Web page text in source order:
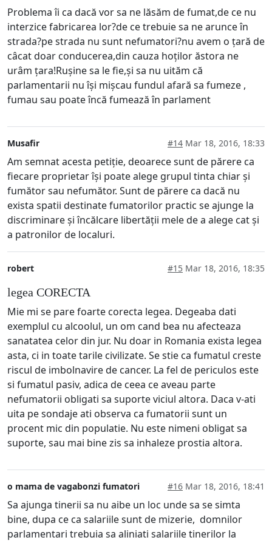
Problema îi ca dacă vor sa ne lăsăm de fumat,de ce nu
interzice fabricarea lor?de ce trebuie sa ne arunce în
strada?pe strada nu sunt nefumatori?nu avem o țară de
câcat doar conducerea,din cauza hoților ăstora ne
urâm țara!Rușine sa le fie,și sa nu uităm că
parlamentarii nu își mișcau fundul afară sa fumeze ,
fumau sau poate încă fumează în parlament
Musafir #14 Mar 18, 2016, 18:33
Am semnat acesta petiție, deoarece sunt de părere ca
fiecare proprietar își poate alege grupul tinta chiar și
fumător sau nefumător. Sunt de părere ca dacă nu
exista spatii destinate fumatorilor practic se ajunge la
discriminare și încălcare libertății mele de a alege cat și
a patronilor de localuri.
robert #15 Mar 18, 2016, 18:35
legea CORECTA
Mie mi se pare foarte corecta legea. Degeaba dati
exemplul cu alcoolul, un om cand bea nu afecteaza
sanatatea celor din jur. Nu doar in Romania exista legea
asta, ci in toate tarile civilizate. Se stie ca fumatul creste
riscul de imbolnavire de cancer. La fel de periculos este
si fumatul pasiv, adica de ceea ce aveau parte
nefumatorii obligati sa suporte viciul altora. Daca v-ati
uita pe sondaje ati observa ca fumatorii sunt un
procent mic din populatie. Nu este nimeni obligat sa
suporte, sau mai bine zis sa inhaleze prostia altora.
o mama de vagabonzi fumatori #16 Mar 18, 2016, 18:41
Sa ajunga tinerii sa nu aibe un loc unde sa se simta
bine, dupa ce ca salariile sunt de mizerie, domnilor
parlamentari trebuia sa aliniati salariile tinerilor la